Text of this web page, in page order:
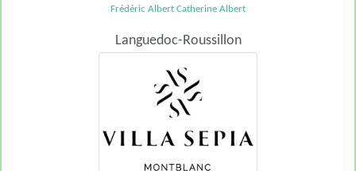
Frédéric Albert Catherine Albert
Languedoc-Roussillon